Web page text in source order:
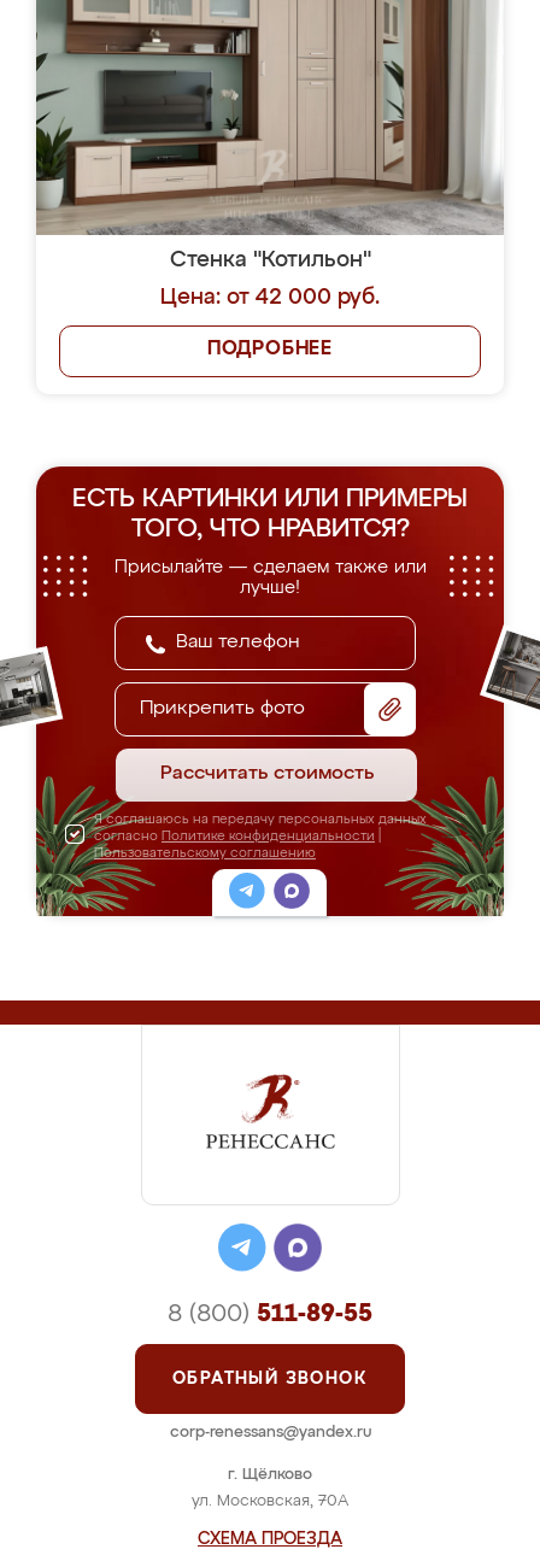
Стенка "Котильон"
Цена: от 42 000 руб.
ПОДРОБНЕЕ
ЕСТЬ КАРТИНКИ ИЛИ ПРИМЕРЫ
ТОГО, ЧТО НРАВИТСЯ?
Присылайте — сделаем также или
лучше!
Прикрепить фото
Рассчитать стоимость
Я соглашаюсь на передачу персональных данных
согласно Политике конфиденциальности
Пользовательскому соглашению
г. Щёлково
ул. Московская, 70А
СХЕМА ПРОЕЗДА
8 (800) 511-89-55
ОБРАТНЫЙ ЗВОНОК
corp-renessans@yandex.ru